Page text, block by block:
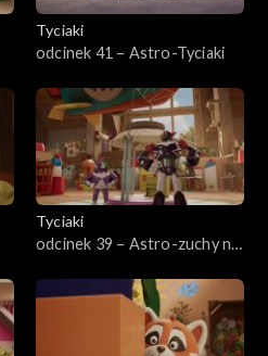
Tyciaki
odcinek 41 – Astro-Tyciaki
Tyciaki
odcinek 39 – Astro-zuchy na